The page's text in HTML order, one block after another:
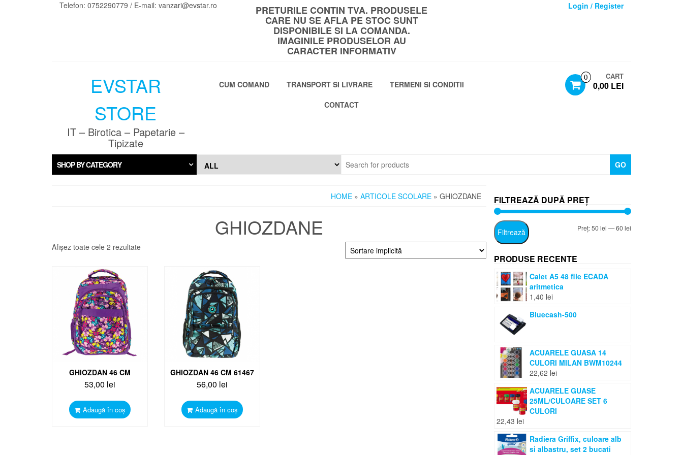
Telefon: 0752290779 / E-mail: vanzari@evstar.ro PRETURILE CONTIN TVA. PRODUSELE
CARE NU SE AFLA PE STOC SUNT
DISPONIBILE SI LA COMANDA.
IMAGINILE PRODUSELOR AU
CARACTER INFORMATIV
Login / Register
EVSTAR
STORE
IT – Birotica – Papetarie –
Tipizate
0 CART
0,00 LEI
CUM COMAND TRANSPORT SI LIVRARE
TERMENI SI CONDITII
CONTACT
SHOP BY CATEGORY GO
HOME » ARTICOLE SCOLARE » GHIOZDANE
GHIOZDANE
Afișez toate cele 2 rezultate
GHIOZDAN 46 CM
53,00 lei
Adaugă în coș
GHIOZDAN 46 CM 61467
56,00 lei
Adaugă în coș
FILTREAZĂ DUPĂ PREȚ
Filtrează Preț:50 lei —60 lei
PRODUSE RECENTE
Caiet A5 48 file ECADA
aritmetica
1,40 lei
Bluecash-500
ACUARELE GUASA 14
CULORI MILAN BWM10244
22,62 lei
ACUARELE GUASE
25ML/CULOARE SET 6
CULORI
22,43 lei
Radiera Griffix, culoare alb
si albastru, set 2 bucati